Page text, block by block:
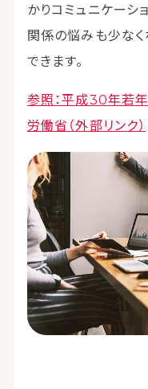
かりコミュニケーシ
関係の悩みも少な
できます。
参照：平成30年若
労働省（外部リンク）